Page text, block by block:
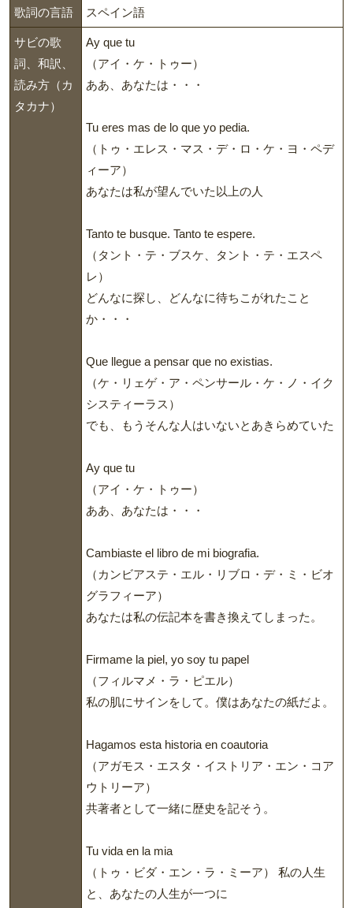
歌詞の言語 スペイン語
サビの歌
詞、和訳、
読み方（カ
タカナ）
Ay que tu
（アイ・ケ・トゥー）
ああ、あなたは・・・
Tu eres mas de lo que yo pedia.
（トゥ・エレス・マス・デ・ロ・ケ・ヨ・ペデ
ィーア）
あなたは私が望んでいた以上の人
Tanto te busque. Tanto te espere.
（タント・テ・ブスケ、タント・テ・エスペ
レ）
どんなに探し、どんなに待ちこがれたこと
か・・・
Que llegue a pensar que no existias.
（ケ・リェゲ・ア・ペンサール・ケ・ノ・イク
システィーラス）
でも、もうそんな人はいないとあきらめていた
Ay que tu
（アイ・ケ・トゥー）
ああ、あなたは・・・
Cambiaste el libro de mi biografia.
（カンビアステ・エル・リブロ・デ・ミ・ビオ
グラフィーア）
あなたは私の伝記本を書き換えてしまった。
Firmame la piel, yo soy tu papel
（フィルマメ・ラ・ピエル）
私の肌にサインをして。僕はあなたの紙だよ。
Hagamos esta historia en coautoria
（アガモス・エスタ・イストリア・エン・コア
ウトリーア）
共著者として一緒に歴史を記そう。
Tu vida en la mia
（トゥ・ビダ・エン・ラ・ミーア） 私の人生
と、あなたの人生が一つに